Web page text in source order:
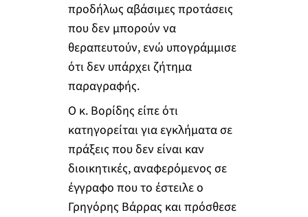
προδήλως αβάσιμες προτάσεις
που δεν μπορούν να
θεραπευτούν, ενώ υπογράμμισε
ότι δεν υπάρχει ζήτημα
παραγραφής.
Ο κ. Βορίδης είπε ότι
κατηγορείται για εγκλήματα σε
πράξεις που δεν είναι καν
διοικητικές, αναφερόμενος σε
έγγραφο που το έστειλε ο
Γρηγόρης Βάρρας και πρόσθεσε